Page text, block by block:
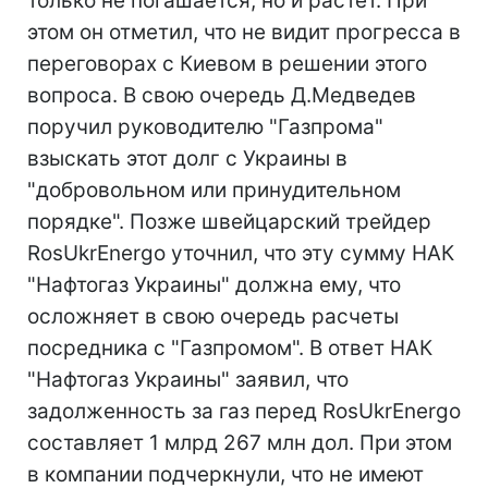
этом он отметил, что не видит прогресса в
переговорах с Киевом в решении этого
вопроса. В свою очередь Д.Медведев
поручил руководителю "Газпрома"
взыскать этот долг с Украины в
"добровольном или принудительном
порядке". Позже швейцарский трейдер
RosUkrEnergo уточнил, что эту сумму НАК
"Нафтогаз Украины" должна ему, что
осложняет в свою очередь расчеты
посредника с "Газпромом". В ответ НАК
"Нафтогаз Украины" заявил, что
задолженность за газ перед RosUkrEnergo
составляет 1 млрд 267 млн дол. При этом
в компании подчеркнули, что не имеют